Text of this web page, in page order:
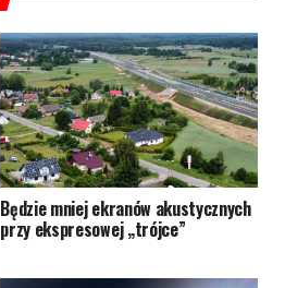
Będzie mniej ekranów akustycznych
przy ekspresowej „trójce”